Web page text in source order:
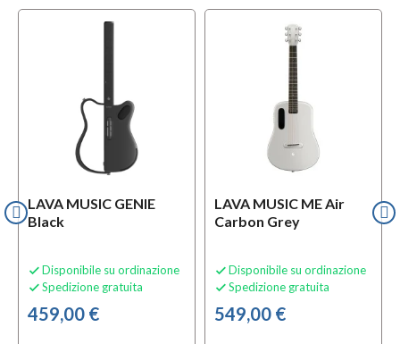
LAVA MUSIC GENIE
Black
 Disponibile su ordinazione
 Spedizione gratuita
459,00 €
LAVA MUSIC ME Air
Carbon Grey
 Disponibile su ordinazione
 Spedizione gratuita
549,00 €